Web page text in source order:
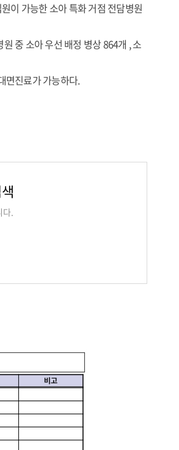
이 가능한 소아 특화 거점 전담병원
중 소아 우선 배정 병상 864개 , 소
면진료가 가능하다.
다.